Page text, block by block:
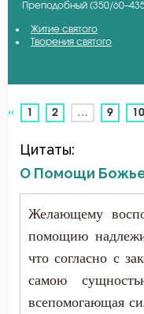
Безмолвие
Благодать
Благочестие
Ближний
Блуд
Авва Дорофей
Авва Исайя
Авва Феона
Авва Филимон
Аврелий Августин
Амвросий
Амфилохий
Преподобный (350/
Житие святого
Творения святого
« 1 2 … 9 10
Цитаты:
О Помощи
Желающему
помощию
что согласно с
самою
всепомогающая